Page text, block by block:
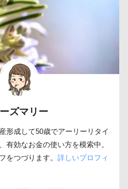
ズマリー
形成して50歳でアーリーリタイ
有効なお金の使い方を模索中。
をつづります。 詳しいプロフィ